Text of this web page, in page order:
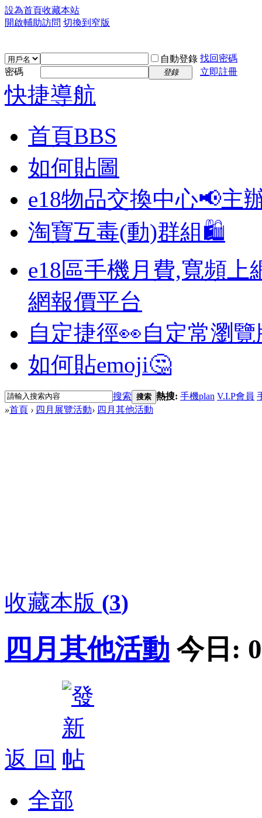
設為首頁收藏本站
開啟輔助訪問 切換到窄版
自動登錄 找回密碼
密碼
登錄 立即註冊
快捷導航
首頁BBS
如何貼圖
e18物品交換中心📢主
淘寶互毒(動)群組🛍️
e18區手機月費,寬頻上
網報價平台
自定捷徑👀自定常瀏
如何貼emoji🤔
搜索 搜索 熱搜: 手機plan V.I.P會員
»首頁 › 四月展覽活動› 四月其他活動
收藏本版 (3)
四月其他活動 今日: 0
返 回
全部